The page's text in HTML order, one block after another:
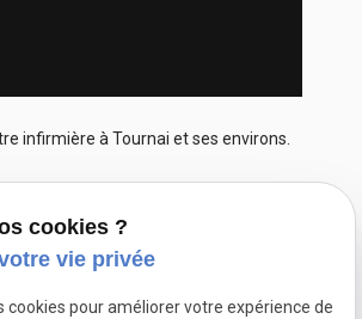
infirmière à Tournai et ses environs.
cookies ?
vie privée
cookies pour améliorer votre expérience de